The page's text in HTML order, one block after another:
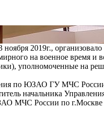
2019г.,
на военное время и
уполномоченные на
по ЮЗАО ГУ МЧС
начальника
МЧС России по